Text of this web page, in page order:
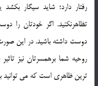
رفتار دارد؛ شايد سيگار
تظاهرنکنيد. اگر خودتان را
دوست داشته باشيد. در اين
روحيه شما برهمسرتان نيز
ترين ظاهري است که مي توانيد